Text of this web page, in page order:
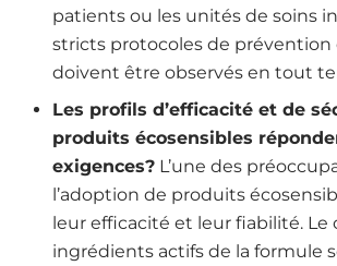
patients ou les unités de soins
stricts protocoles de prévention
doivent être observés en tout
Les profils d’efficacité et de
produits écosensibles
exigences? L’une des
l’adoption de produits
leur efficacité et leur fiabilité. Le
ingrédients actifs de la formule